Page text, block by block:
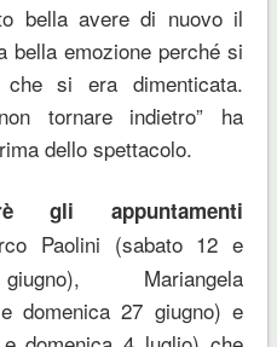
bella avere di nuovo il
bella emozione perché si
si era dimenticata.
tornare indietro” ha
dello spettacolo.
gli appuntamenti
Paolini (sabato 12 e
Mariangela
domenica 27 giugno) e